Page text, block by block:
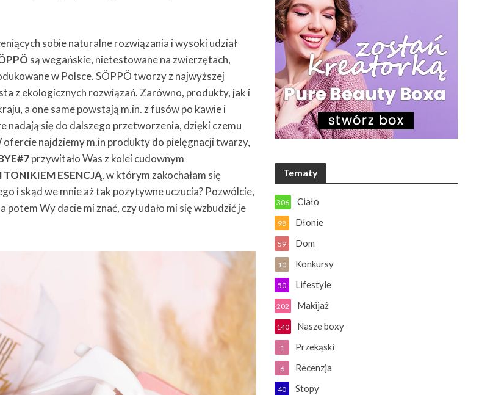
sobie naturalne rozwiązania i wysoki udział
są wegańskie, nietestowane na zwierzętach,
w Polsce. SÖPPÖ tworzy z najwyższej
z ekologicznych rozwiązań. Zarówno, produkty, jak i
a one same powstają m.in. z fusów po kawie i
się do dalszego przetworzenia, dzięki czemu
najdziemy m.in produkty do pielęgnacji twarzy,
przywitało Was z kolei cudownym
ESENCJĄ, w którym zakochałam się
i skąd we mnie aż tak pozytywne uczucia? Pozwólcie,
potem Wy dacie mi znać, czy udało mi się wzbudzić je
Tematy
Ciało
306
Dłonie
98
Dom
59
Konkursy
10
Lifestyle
50
Makijaż
202
Nasze boxy
140
Przekąski
1
Recenzja
6
Stopy
40